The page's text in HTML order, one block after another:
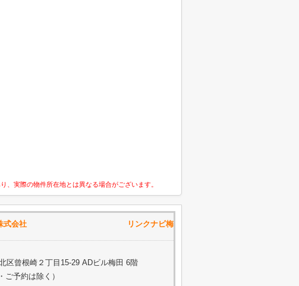
実際の物件所在地とは異なる場合がございます。
流通株式会社 リンクナビ梅
区曾根崎２丁目15-29 ADビル梅田 6階
予約は除く）